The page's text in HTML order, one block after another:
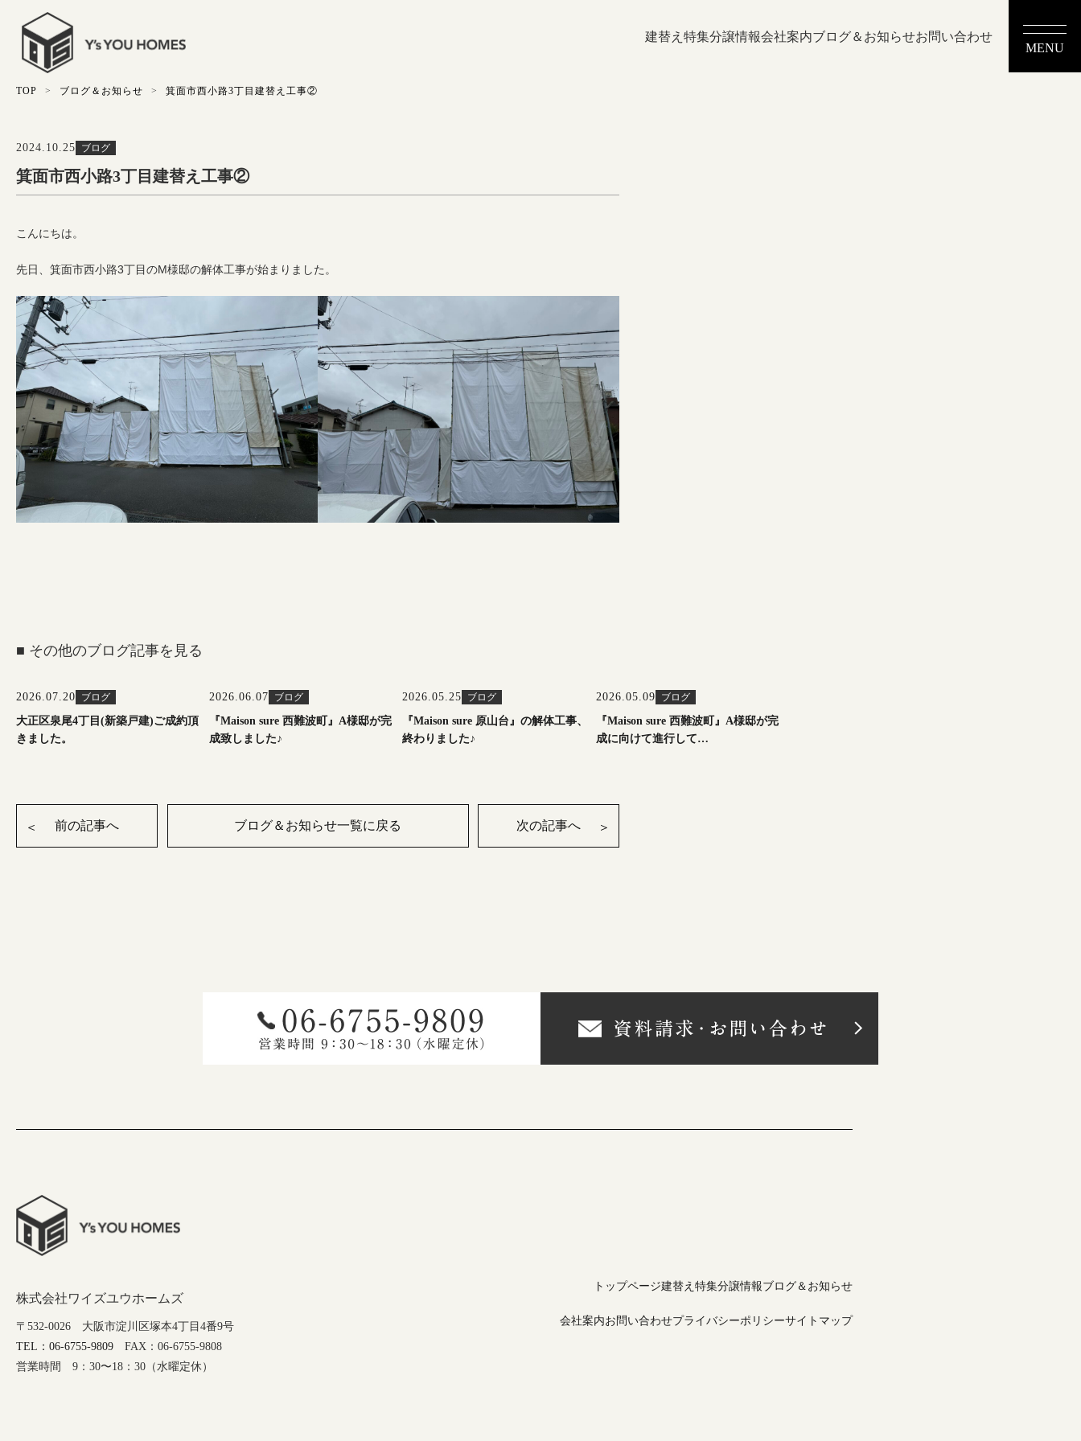
建替え特集分譲情報会社案内ブログ＆お知らせお問い合わせ
MENU
TOP ブログ＆お知らせ 箕面市西小路3丁目建替え工事②
2024.10.25 ブログ
箕面市西小路3丁目建替え工事②
こんにちは。
先日、箕面市西小路3丁目のM様邸の解体工事が始まりました。
■ その他のブログ記事を見る
2026.07.20 ブログ
大正区泉尾4丁目(新築戸建)ご成約頂
きました。
2026.06.07 ブログ
『Maison sure 西難波町』A様邸が完
成致しました♪
2026.05.25 ブログ
『Maison sure 原山台』の解体工事、
終わりました♪
2026.05.09 ブログ
『Maison sure 西難波町』A様邸が完
成に向けて進行して…
前の記事へ ブログ＆お知らせ一覧に戻る 次の記事へ
株式会社ワイズユウホームズ
〒532-0026 大阪市淀川区塚本4丁目4番9号
TEL：06-6755-9809 FAX：06-6755-9808
営業時間 9：30〜18：30（水曜定休）
トップページ建替え特集分譲情報ブログ＆お知らせ
会社案内お問い合わせプライバシーポリシーサイトマップ